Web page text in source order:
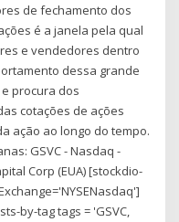
de fechamento dos
é a janela pela qual
e vendedores dentro
dessa grande
procura dos
cotações de ações
ação ao longo do tempo.
GSVC - Nasdaq -
Corp (EUA) [stockdio-
by-tag tags = 'GSVC,